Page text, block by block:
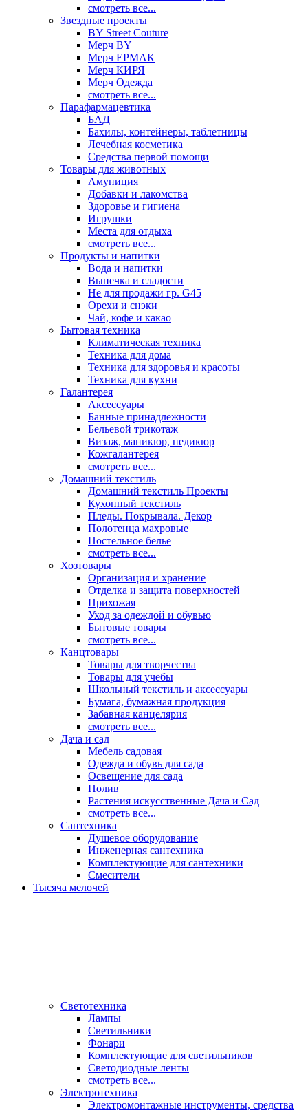
смотреть все...
Звездные проекты
BY Street Couture
Мерч BY
Мерч ЕРМАК
Мерч КИРЯ
Мерч Одежда
смотреть все...
Парафармацевтика
БАД
Бахилы, контейнеры, таблетницы
Лечебная косметика
Средства первой помощи
Товары для животных
Амуниция
Добавки и лакомства
Здоровье и гигиена
Игрушки
Места для отдыха
смотреть все...
Продукты и напитки
Вода и напитки
Выпечка и сладости
Не для продажи гр. G45
Орехи и снэки
Чай, кофе и какао
Бытовая техника
Климатическая техника
Техника для дома
Техника для здоровья и красоты
Техника для кухни
Галантерея
Аксессуары
Банные принадлежности
Бельевой трикотаж
Визаж, маникюр, педикюр
Кожгалантерея
смотреть все...
Домашний текстиль
Домашний текстиль Проекты
Кухонный текстиль
Пледы. Покрывала. Декор
Полотенца махровые
Постельное белье
смотреть все...
Хозтовары
Организация и хранение
Отделка и защита поверхностей
Прихожая
Уход за одеждой и обувью
Бытовые товары
смотреть все...
Канцтовары
Товары для творчества
Товары для учебы
Школьный текстиль и аксессуары
Бумага, бумажная продукция
Забавная канцелярия
смотреть все...
Дача и сад
Мебель садовая
Одежда и обувь для сада
Освещение для сада
Полив
Растения искусственные Дача и Сад
смотреть все...
Сантехника
Душевое оборудование
Инженерная сантехника
Комплектующие для сантехники
Смесители
Тысяча мелочей
Светотехника
Лампы
Светильники
Фонари
Комплектующие для светильников
Светодиодные ленты
смотреть все...
Электротехника
Электромонтажные инструменты, средства